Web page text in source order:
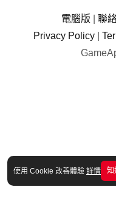
使用 Cookie 改善體驗 詳情 知
電腦版 聯
Privacy Policy